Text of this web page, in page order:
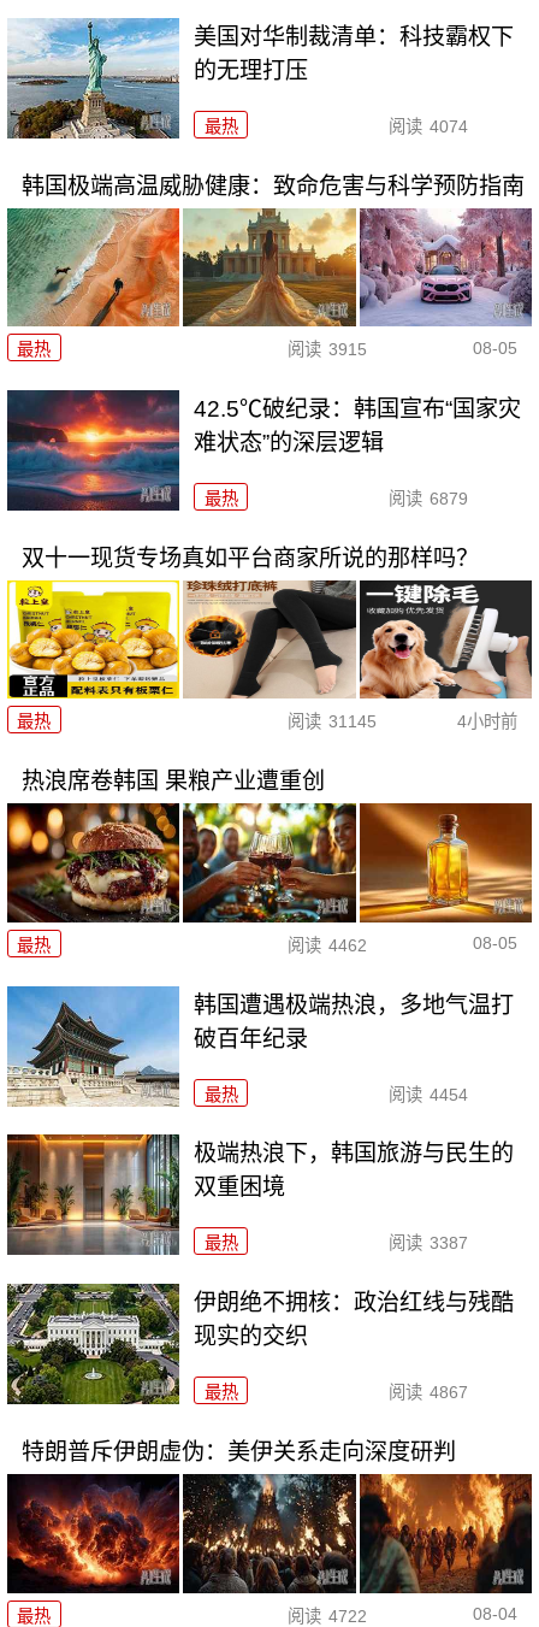
美国对华制裁清单：科技霸权下
的无理打压
最热 阅读 4074
韩国极端高温威胁健康：致命危害与科学预防指南
最热 阅读 3915 08-05
42.5℃破纪录：韩国宣布“国家灾
难状态”的深层逻辑
最热 阅读 6879
双十一现货专场真如平台商家所说的那样吗？
最热 阅读 31145 4小时前
热浪席卷韩国 果粮产业遭重创
最热 阅读 4462 08-05
韩国遭遇极端热浪，多地气温打
破百年纪录
最热 阅读 4454
极端热浪下，韩国旅游与民生的
双重困境
最热 阅读 3387
伊朗绝不拥核：政治红线与残酷
现实的交织
最热 阅读 4867
特朗普斥伊朗虚伪：美伊关系走向深度研判
最热 阅读 4722 08-04